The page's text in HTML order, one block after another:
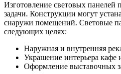
Изготовление световых панелей
задачи. Конструкции могут
снаружи помещений. Световые
следующих целях:
Наружная и внутренняя
Украшение интерьера кафе
Оформление выставочных